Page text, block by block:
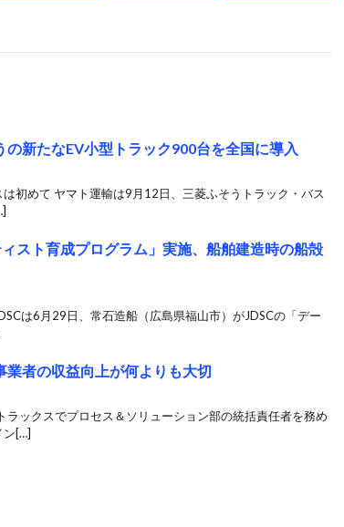
の新たなEV小型トラック900台を全国に導入
初めて ヤマト運輸は9月12日、三菱ふそうトラック・バス
スト育成プログラム」実施、船舶建造時の船殻
は6月29日、常⽯造船（広島県福⼭市）がJDSCの「デー
業者の収益向上が何よりも大切
ックスでプロセス＆ソリューション部の統括責任者を務め
ン[…]